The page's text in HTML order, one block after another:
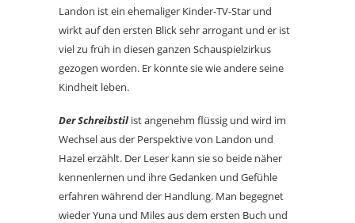
Landon ist ein ehemaliger Kinder-TV-Star und
wirkt auf den ersten Blick sehr arrogant und er ist
viel zu früh in diesen ganzen Schauspielzirkus
gezogen worden. Er konnte sie wie andere seine
Kindheit leben.
Der Schreibstilist angenehm flüssig und wird im
Wechsel aus der Perspektive von Landon und
Hazel erzählt. Der Leser kann sie so beide näher
kennenlernen und ihre Gedanken und Gefühle
erfahren während der Handlung. Man begegnet
wieder Yuna und Miles aus dem ersten Buch und